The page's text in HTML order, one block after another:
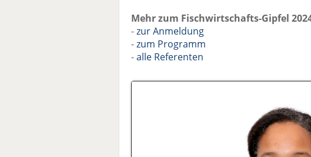
Mehr zum Fischwirtschafts-Gipfel
-zur Anmeldung
-zum Programm
-alle Referenten